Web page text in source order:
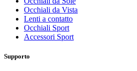
Occhiali da Vista
Lenti a contatto
Occhiali Sport
Accessori Sport
Supporto